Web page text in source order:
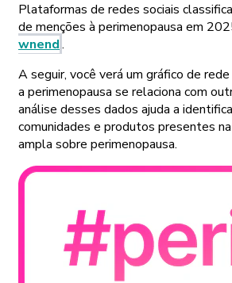
Plataformas de redes sociais
de menções à perimenopausa em
wnend.
A seguir, você verá um gráfico de
a perimenopausa se relaciona com
análise desses dados ajuda a
comunidades e produtos presentes
ampla sobre perimenopausa.